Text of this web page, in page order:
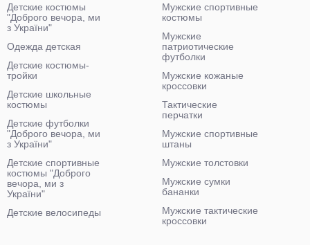
Детские костюмы
"Доброго вечора, ми
з України"
Одежда детская
Детские костюмы-
тройки
Детские школьные
костюмы
Детские футболки
"Доброго вечора, ми
з України"
Детские спортивные
костюмы "Доброго
вечора, ми з
України"
Детские велосипеды
Мужские спортивные
костюмы
Мужские
патриотические
футболки
Мужские кожаные
кроссовки
Тактические
перчатки
Мужские спортивные
штаны
Мужские толстовки
Мужские сумки
бананки
Мужские тактические
кроссовки